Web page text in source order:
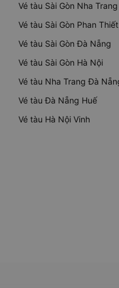
Vé tàu Sài Gòn Nha Trang
Vé tàu Sài Gòn Phan Thiết
Vé tàu Sài Gòn Đà Nẵng
Vé tàu Sài Gòn Hà Nội
Vé tàu Nha Trang Đà
Vé tàu Đà Nẵng Huế
Vé tàu Hà Nội Vinh